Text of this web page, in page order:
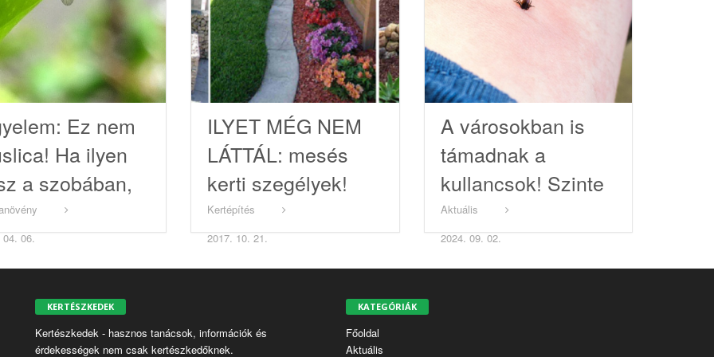
Ez nem
Ha ilyen
a szobában,
vannak
06.
ILYET MÉG NEM
LÁTTÁL: mesés
kerti szegélyek!
Kertépítés
2017. 10. 21.
A városokban is
támadnak a
kullancsok! Szinte
minden második
rovar ferőző!
Aktuális
2024. 09. 02.
KERTÉSZKEDEK
Kertészkedek - hasznos tanácsok, információk és
érdekességek nem csak kertészkedőknek.
KATEGÓRIÁK
Főoldal
Aktuális